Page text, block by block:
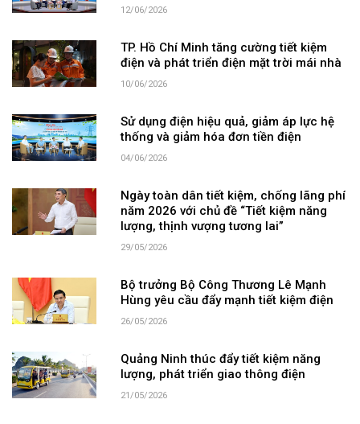
12/06/2026
TP. Hồ Chí Minh tăng cường tiết kiệm
điện và phát triển điện mặt trời mái nhà
10/06/2026
Sử dụng điện hiệu quả, giảm áp lực hệ
thống và giảm hóa đơn tiền điện
04/06/2026
Ngày toàn dân tiết kiệm, chống lãng phí
năm 2026 với chủ đề “Tiết kiệm năng
lượng, thịnh vượng tương lai”
29/05/2026
Bộ trưởng Bộ Công Thương Lê Mạnh
Hùng yêu cầu đẩy mạnh tiết kiệm điện
26/05/2026
Quảng Ninh thúc đẩy tiết kiệm năng
lượng, phát triển giao thông điện
21/05/2026